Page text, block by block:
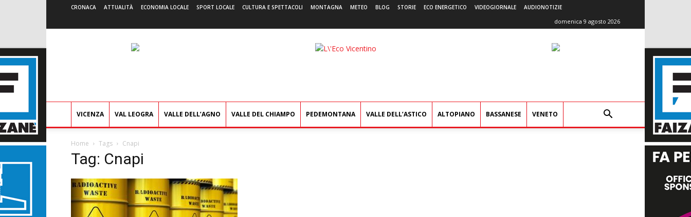
CRONACA ATTUALITÀ ECONOMIA LOCALE SPORT LOCALE CULTURA E SPETTACOLI MONTAGNA METEO BLOG STORIE ECO ENERGETICO VIDEOGIORNALE AUDIONOTIZIE
domenica 9 agosto 2026
L'Eco
VICENZA VAL LEOGRA VALLE DELL’AGNO VALLE DEL CHIAMPO PEDEMONTANA VALLE DELL’ASTICO ALTOPIANO BASSANESE VENETO
Home Tags Cnapi
Tag: Cnapi